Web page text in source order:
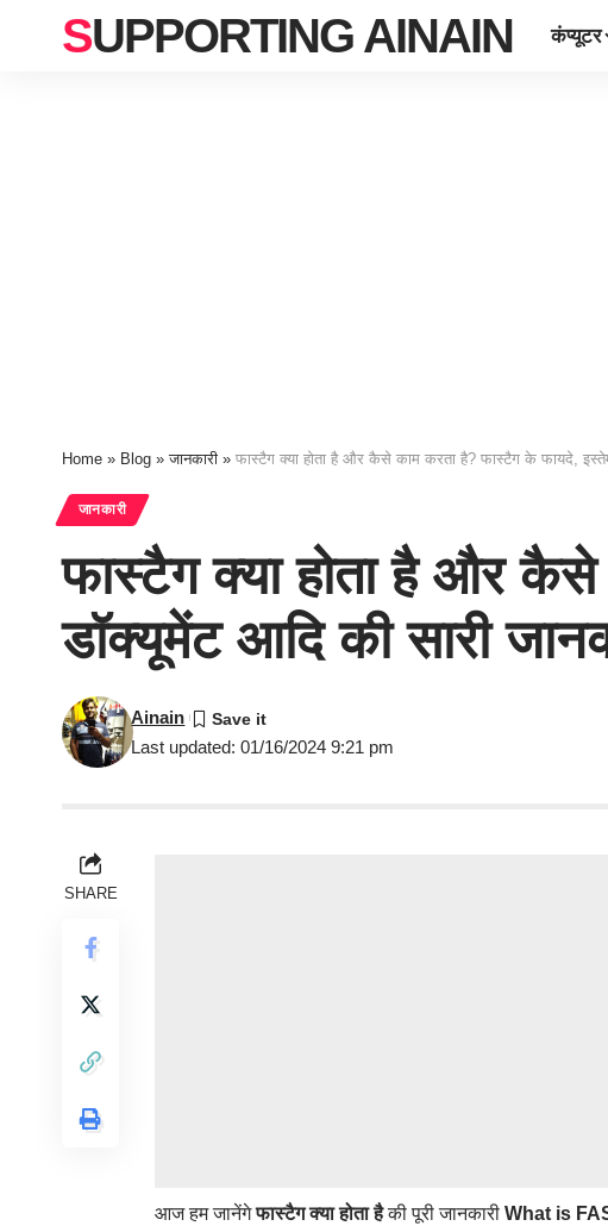
SUPPORTING AINAIN कंप्यूटर
Home » Blog »जानकारी » फास्टैग क्या होता है और कैसे काम करता है? फास्टैग के फायदे,
जानकारी
फास्टैग क्या होता है और
डॉक्यूमेंट आदि की सारी
Last updated: 01/16/2024 9:21 pm
Ainain
SHARE
आज हम जानेंगेफास्टैग क्या होता हैकी पूरी जानकारी What is